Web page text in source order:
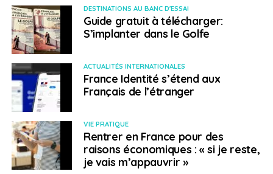
Les deux entités partagent l’objectif de favoriser les
mobilités des jeunes en Europe. Le FSE précise
travailler en « complémentarité » avec l’agence et cibler
« les personnes ne bénéficiant pas d’une mobilité dans
le cadre d’Erasmus+ ». Cela implique notamment les
établissements dont le projet n’a pas été validé pour
débloquer les fonds d’Erasmus. Alessia Ricci s’est
réjouie de l’implication du FSE qui a permis de « financer
beaucoup plus d’étudiants mais aussi des projets que
les fonds d’Erasmus n’auraient pas suffi à couvrir ».
SUJETS ASSOCIÉS: ERASMUS FEATURED TERRITOIRES
DESTINATIONS AU BANC D'ESSAI
Guide gratuit à télécharger:
S’implanter dans le Golfe
ACTUALITÉS INTERNATIONALES
France Identité s’étend aux
Français de l’étranger
VIE PRATIQUE
Rentrer en France pour des
raisons économiques : « si je reste,
je vais m’appauvrir »